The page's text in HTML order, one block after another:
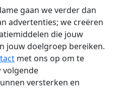
gaan we verder dan
advertenties; we creëren
die jouw
jouw doelgroep bereiken.
met ons op om te
volgende
versterken en